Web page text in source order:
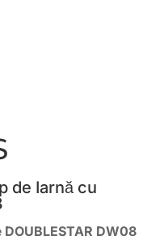
de Iarnă cu
DOUBLESTAR DW08